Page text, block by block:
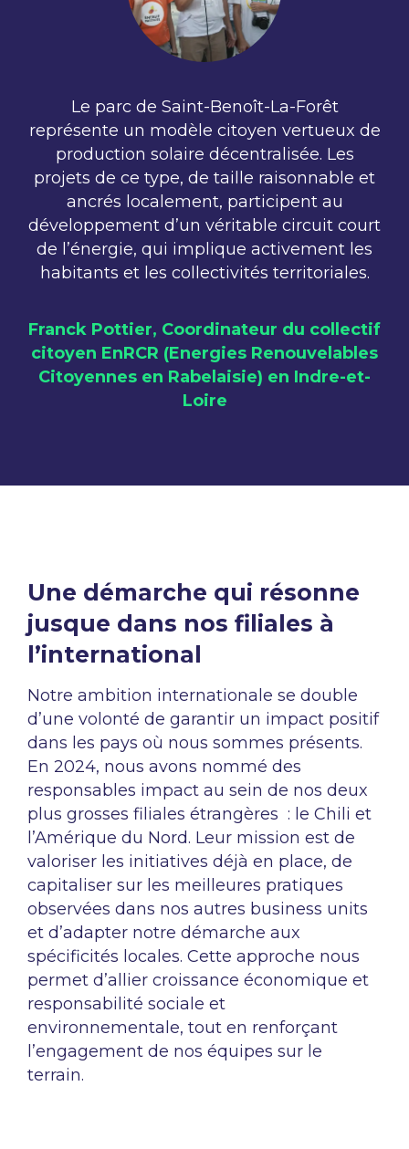
Le parc de Saint-Benoît-La-Forêt
représente un modèle citoyen vertueux de
production solaire décentralisée. Les
projets de ce type, de taille raisonnable et
ancrés localement, participent au
développement d’un véritable circuit court
de l’énergie, qui implique activement les
habitants et les collectivités territoriales.
Franck Pottier, Coordinateur du collectif
citoyen EnRCR (Energies Renouvelables
Citoyennes en Rabelaisie) en Indre-et-
Loire
Une démarche qui résonne
jusque dans nos filiales à
l’international
Notre ambition internationale se double
d’une volonté de garantir un impact positif
dans les pays où nous sommes présents.
En 2024, nous avons nommé des
responsables impact au sein de nos deux
plus grosses filiales étrangères : le Chili et
l’Amérique du Nord. Leur mission est de
valoriser les initiatives déjà en place, de
capitaliser sur les meilleures pratiques
observées dans nos autres business units
et d’adapter notre démarche aux
spécificités locales. Cette approche nous
permet d’allier croissance économique et
responsabilité sociale et
environnementale, tout en renforçant
l’engagement de nos équipes sur le
terrain.